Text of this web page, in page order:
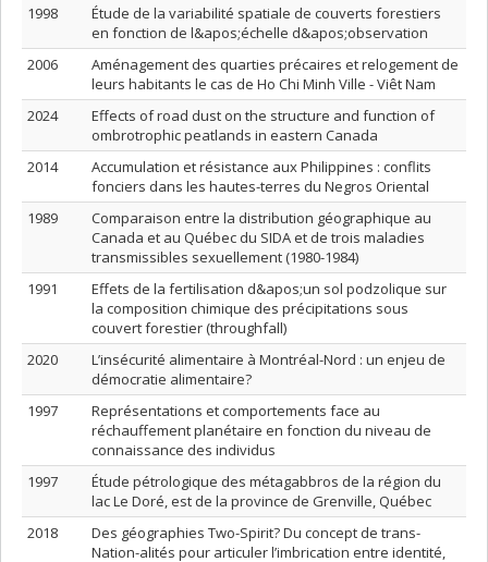
1998
Étude de la variabilité spatiale de couverts forestiers
en fonction de l&apos;échelle d&apos;observation
2006
Aménagement des quarties précaires et relogement de
leurs habitants le cas de Ho Chi Minh Ville - Viêt Nam
2024
Effects of road dust on the structure and function of
ombrotrophic peatlands in eastern Canada
2014
Accumulation et résistance aux Philippines : conflits
fonciers dans les hautes-terres du Negros Oriental
1989
Comparaison entre la distribution géographique au
Canada et au Québec du SIDA et de trois maladies
transmissibles sexuellement (1980-1984)
1991
Effets de la fertilisation d&apos;un sol podzolique sur
la composition chimique des précipitations sous
couvert forestier (throughfall)
2020
L’insécurité alimentaire à Montréal-Nord : un enjeu de
démocratie alimentaire?
1997
Représentations et comportements face au
réchauffement planétaire en fonction du niveau de
connaissance des individus
1997
Étude pétrologique des métagabbros de la région du
lac Le Doré, est de la province de Grenville, Québec
2018
Des géographies Two-Spirit? Du concept de trans-
Nation-alités pour articuler l’imbrication entre identité,